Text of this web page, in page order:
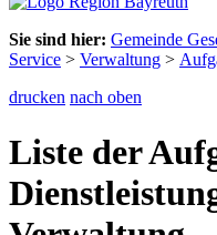
Sie sind hier: Gemeinde
Service > Verwaltung >
drucken nach oben
Liste der